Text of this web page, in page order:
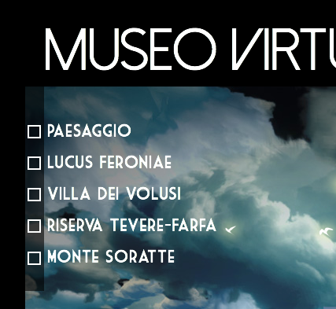
Museo Virtuale della valle del Tevere